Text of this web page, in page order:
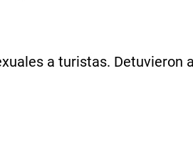
a turistas. Detuvieron